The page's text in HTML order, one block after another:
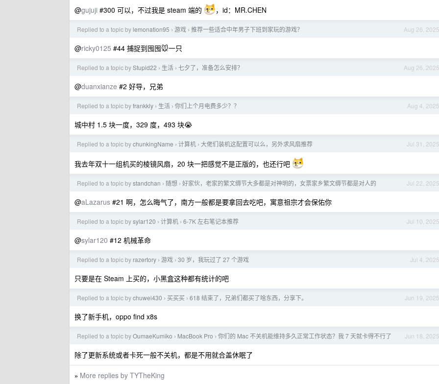
@gujuji #300 可以，不过我是 steam 端的 ，id：MR.CHEN
Aug 26, 2025
Replied to a topic by lemonation95 › 游戏 › 推荐一些适合中年男子下班到家玩的游戏？
@ricky0125 #44 捕捉到囤囤🐭一只
Aug 26, 2025
Replied to a topic byStupid22 › 生活 › 七夕了，准备怎么安排？
@duanxianze #2 好导，兄弟
Aug 4, 2025
Replied to a topic byfrankkly › 生活 › 你们上个月电费多少？？
城中村 1.5 块一度，329 度，493 块😭
Jul 31, 2025
Replied to a topic bychunkingName › 计算机 › 大佬们装机这配置可以么，另外求风扇推荐
我去年双十一组机买的棱镜风扇，20 块一把感觉不是正版的，也还行吧
Jul 22, 2025
Replied to a topic bystandchan › 随想 › 好家伙，老家的繁文缛节大多都是对神明的，女票家乡繁文缛节都是对人的
@aLazarus #21 啊，怎么晦气了，南方一般都是要拿回去吃吧，寓意祖宗才会保佑你
Jul 10, 2025
Replied to a topic bysylar120 › 计算机 › 6-7K 左右笔记本推荐
@sylar120 #12 机械革命
Jul 4, 2025
Replied to a topic by razertory › 游戏 › 30 岁，我玩过了 27 个游戏
只要是在 Steam 上买的，小黑盒这种都有统计的吧
Jun 19, 2025
Replied to a topic bychuwei430 › 买买买 › 618 结束了，兄弟们都买了啥东西，分享下。
换了新手机，oppo find x8s
Jun 18, 2025
Replied to a topic byOumaeKumiko › MacBook Pro › 你们的 Mac 不关机能维持多久正常工作状态？我 7 天就卡得不行了
除了更新系统或者卡死一般不关机，都是不用就合盖休眠了
» More replies by TYTheKing